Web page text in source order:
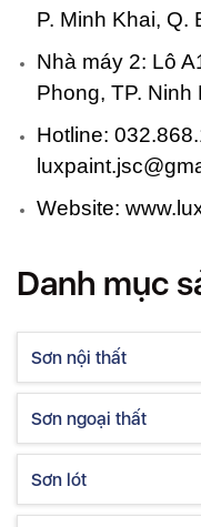
P. Minh Khai, Q.
Nhà máy 2: Lô
Phong, TP. Ninh
Hotline:
Website:
Danh mục
Sơn nội thất
Sơn ngoại thất
Sơn lót